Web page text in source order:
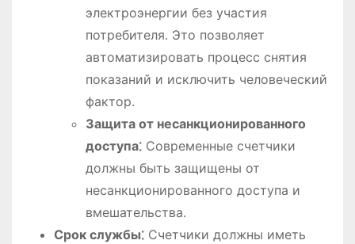
электроэнергии без участия
потребителя․ Это позволяет
автоматизировать процесс снятия
показаний и исключить человеческий
фактор․
Защита от несанкционированного
доступа⁚Современные счетчики
должны быть защищены от
несанкционированного доступа и
вмешательства․
Срок службы⁚Счетчики должны иметь